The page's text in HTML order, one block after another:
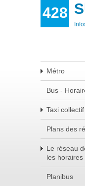
428
Métro
Bus -
Taxi collectif
Plans des
Le réseau
les
Planibus